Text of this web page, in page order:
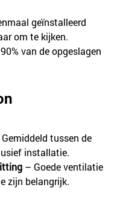
geïnstalleerd
om te kijken.
van de opgeslagen
tussen de
installatie.
– Goede ventilatie
zijn belangrijk.